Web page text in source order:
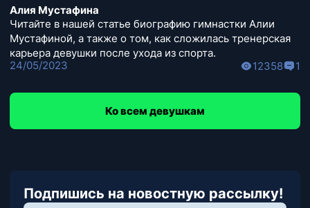
Алия Мустафина
Читайте в нашей статье биографию гимнастки Алии
Мустафиной, а также о том, как сложилась тренерская
карьера девушки после ухода из спорта.
24/05/2023
12358 1
Ко всем девушкам
Подпишись на новостную рассылку!